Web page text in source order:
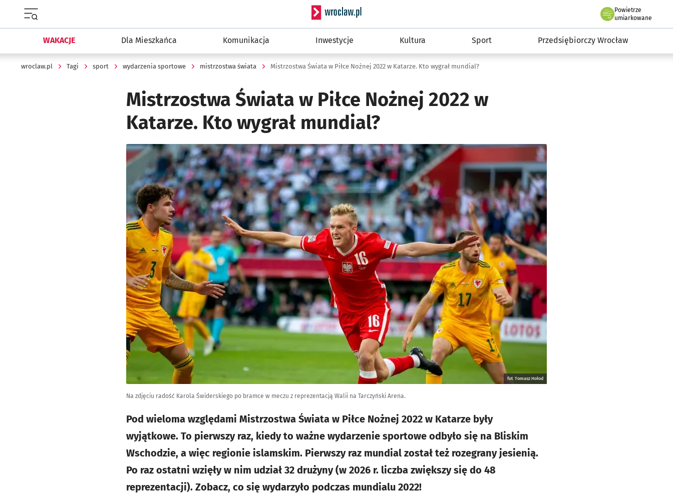
Serwis informacyjny wroclaw.pl
Powietrze
we Wrocławiu
umiarkowane
WAKACJE Dla Mieszkańca Komunikacja Inwestycje Kultura Sport Przedsiębiorczy Wrocław
wroclaw.pl Tagi sport wydarzenia sportowe mistrzostwa świata Mistrzostwa Świata w Piłce Nożnej 2022 w Katarze. Kto wygrał mundial?
Mistrzostwa Świata w Piłce Nożnej 2022 w
Katarze. Kto wygrał mundial?
Kliknij, aby powiększyć
fot. Tomasz Hołod
Na zdjęciu radość Karola Świderskiego po bramce w meczu z reprezentacją Walii na Tarczyński Arena.
Pod wieloma względami Mistrzostwa Świata w Piłce Nożnej 2022 w Katarze były
wyjątkowe. To pierwszy raz, kiedy to ważne wydarzenie sportowe odbyło się na Bliskim
Wschodzie, a więc regionie islamskim. Pierwszy raz mundial został też rozegrany jesienią.
Po raz ostatni wzięły w nim udział 32 drużyny (w 2026 r. liczba zwiększy się do 48
reprezentacji). Zobacz, co się wydarzyło podczas mundialu 2022!